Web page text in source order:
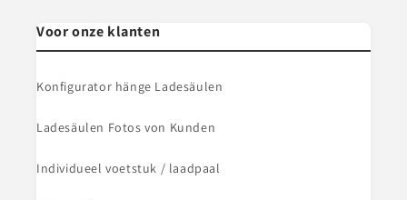
Voor onze klanten
Konfigurator hänge Ladesäulen
Ladesäulen Fotos von Kunden
Individueel voetstuk / laadpaal